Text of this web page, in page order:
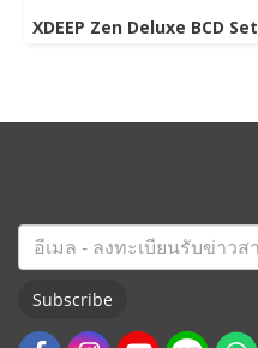
XDEEP Zen Deluxe BCD Set
Subscribe